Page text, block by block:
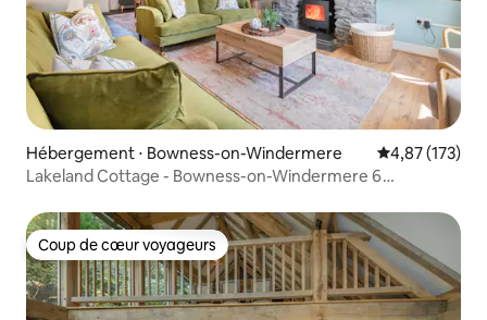
Hébergement ⋅ Bowness-on-Windermere Évaluation
4,87 (173)
Lakeland Cottage - Bowness-on-Windermere 6
Coup de cœur voyageurs
Coup de cœur voyageurs